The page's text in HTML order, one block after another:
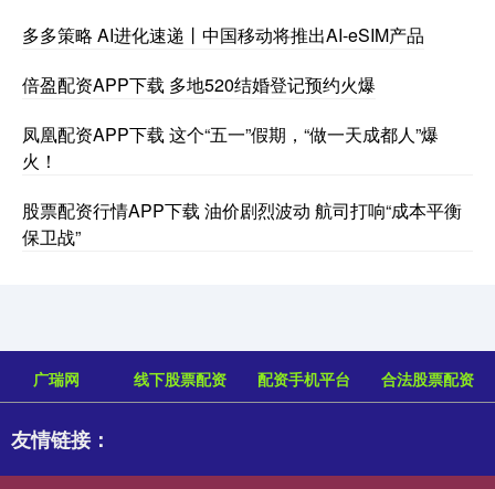
多多策略 AI进化速递丨中国移动将推出AI-eSIM产品
倍盈配资APP下载 多地520结婚登记预约火爆
凤凰配资APP下载 这个“五一”假期，“做一天成都人”爆
火！
股票配资行情APP下载 油价剧烈波动 航司打响“成本平衡
保卫战”
广瑞网 线下股票配资 配资手机平台 合法股票配资
友情链接：